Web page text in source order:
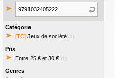
Catégorie
[TC] Jeux de société (1)
Prix
Entre 25 € et 30 € (1)
Genres